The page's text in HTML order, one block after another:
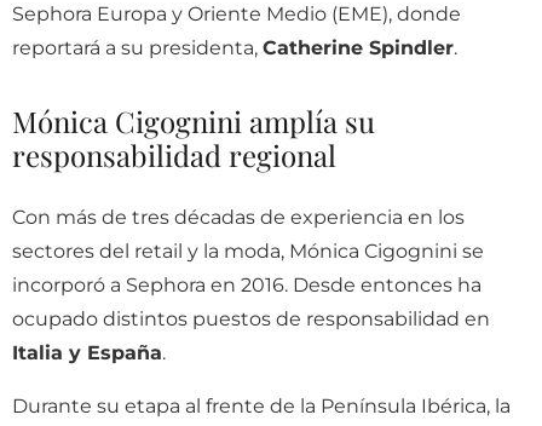
Sephora Europa y Oriente Medio (EME), donde
reportará a su presidenta, Catherine Spindler.
Mónica Cigognini amplía su
responsabilidad regional
Con más de tres décadas de experiencia en los
sectores del retail y la moda, Mónica Cigognini se
incorporó a Sephora en 2016. Desde entonces ha
ocupado distintos puestos de responsabilidad en
Italia y España.
Durante su etapa al frente de la Península Ibérica, la